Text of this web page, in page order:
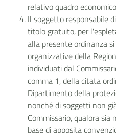
relativo quadro
Il soggetto responsabile
titolo gratuito, per
alla presente ordinanza
organizzative della
individuati dal
comma 1, della citata
Dipartimento della
nonché di soggetti non
Commissario, qualora sia
base di apposita